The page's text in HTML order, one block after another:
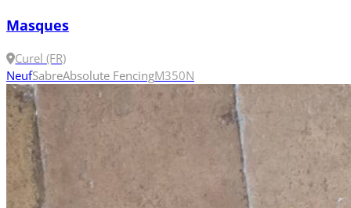
Masques
Curel (FR)
NeufSabreAbsolute FencingM350N